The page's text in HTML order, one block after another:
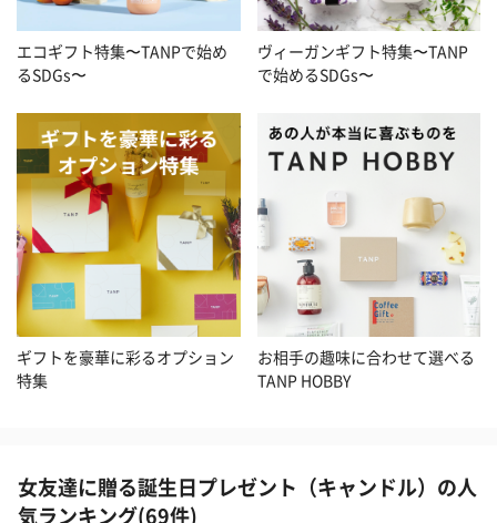
エコギフト特集〜TANPで始め
るSDGs〜
ヴィーガンギフト特集〜TANP
で始めるSDGs〜
ギフトを豪華に彩るオプション
特集
お相手の趣味に合わせて選べる
TANP HOBBY
女友達に贈る誕生日プレゼント（キャンドル）の人
気ランキング(69件)